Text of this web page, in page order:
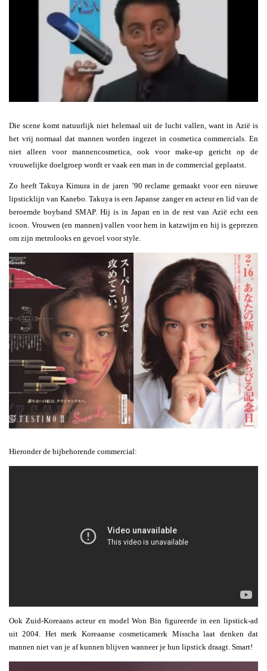
Die scene komt natuurlijk niet helemaal uit de lucht vallen, want in Azië is
het vrij normaal dat mannen worden ingezet in cosmetica commercials. En
niet alleen voor mannencosmetica, ook voor make-up gericht op de
vrouwelijke doelgroep wordt er vaak een man in de commercial geplaatst.
Zo heeft Takuya Kimura in de jaren ’90 reclame gemaakt voor een nieuwe
lipsticklijn van Kanebo. Takuya is een Japanse zanger en acteur en lid van de
beroemde boyband SMAP. Hij is in Japan en in de rest van Azië echt een
icoon. Vrouwen (en mannen) vallen voor hem in katzwijm en hij is geprezen
om zijn metrolooks en gevoel voor style.
Hieronder de bijbehorende commercial:
Ook Zuid-Koreaans acteur en model Won Bin figureerde in een lipstick-ad
uit 2004. Het merk Koreaanse cosmeticamerk Misscha laat denken dat
mannen niet van je af kunnen blijven wanneer je hun lipstick draagt. Smart!